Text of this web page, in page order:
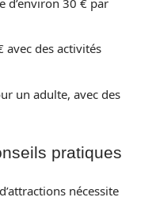
avec des activités
un adulte, avec des
pratiques
nécessite